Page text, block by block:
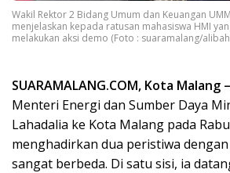
Wakil Rektor 2 Bidang Umum dan Keuangan
menjelaskan kepada ratusan mahasiswa HMI
melakukan aksi demo (Foto : suaramalang/
SUARAMALANG.COM, Kota Malang –
Menteri Energi dan Sumber Daya
Lahadalia ke Kota Malang pada
menghadirkan dua peristiwa
sangat berbeda. Di satu sisi, ia